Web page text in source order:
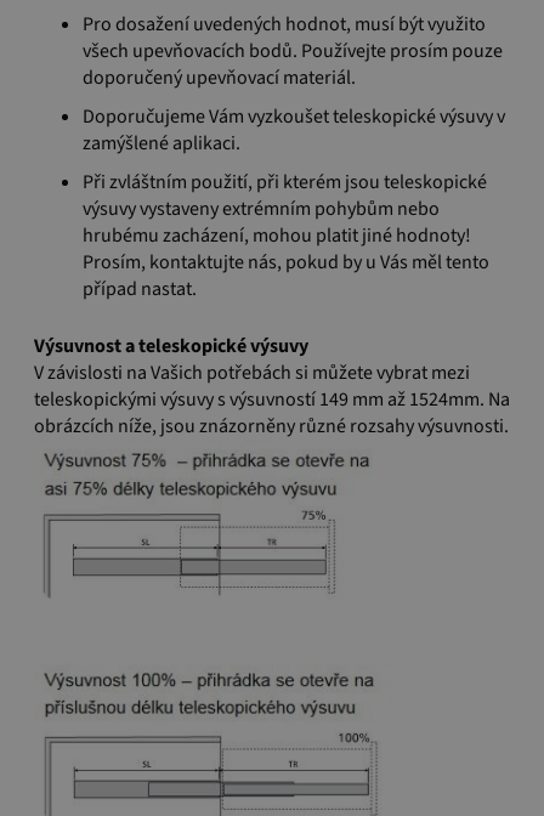
Pro dosažení uvedených hodnot, musí být využito
všech upevňovacích bodů. Používejte prosím pouze
doporučený upevňovací materiál.
Doporučujeme Vám vyzkoušet teleskopické výsuvy v
zamýšlené aplikaci.
Při zvláštním použití, při kterém jsou teleskopické
výsuvy vystaveny extrémním pohybům nebo
hrubému zacházení, mohou platit jiné hodnoty!
Prosím, kontaktujte nás, pokud by u Vás měl tento
případ nastat.
Výsuvnost a teleskopické výsuvy
V závislosti na Vašich potřebách si můžete vybrat mezi
teleskopickými výsuvy s výsuvností 149 mm až 1524mm. Na
obrázcích níže, jsou znázorněny různé rozsahy výsuvnosti.